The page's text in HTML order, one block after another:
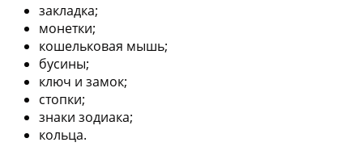
закладка;
монетки;
кошельковая мышь;
бусины;
ключ и замок;
стопки;
знаки зодиака;
кольца.